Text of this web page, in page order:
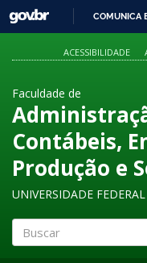
GOVBR
COMUNICA
ACESSIBILIDADE
Faculdade de
Contábeis,
Produção e
UNIVERSIDADE